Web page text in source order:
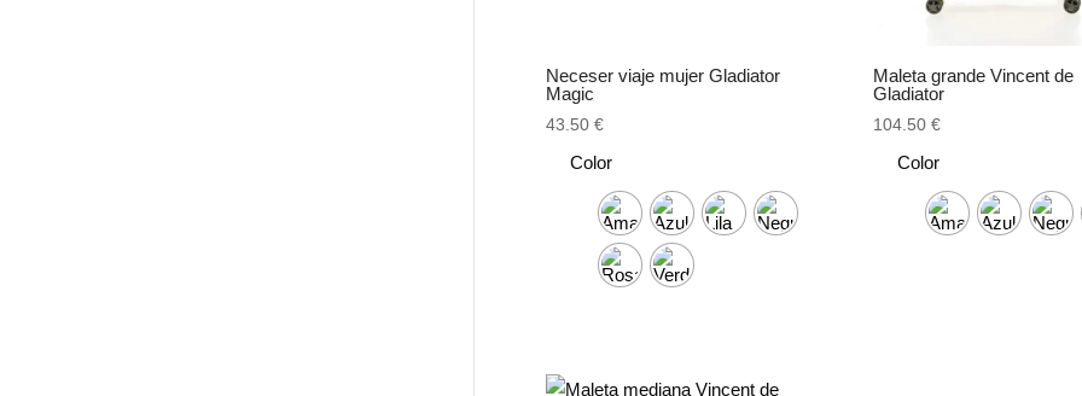
Neceser viaje mujer Gladiator
Magic
43.50 €
Color
Maleta grande Vincent de
Gladiator
104.50€
Color